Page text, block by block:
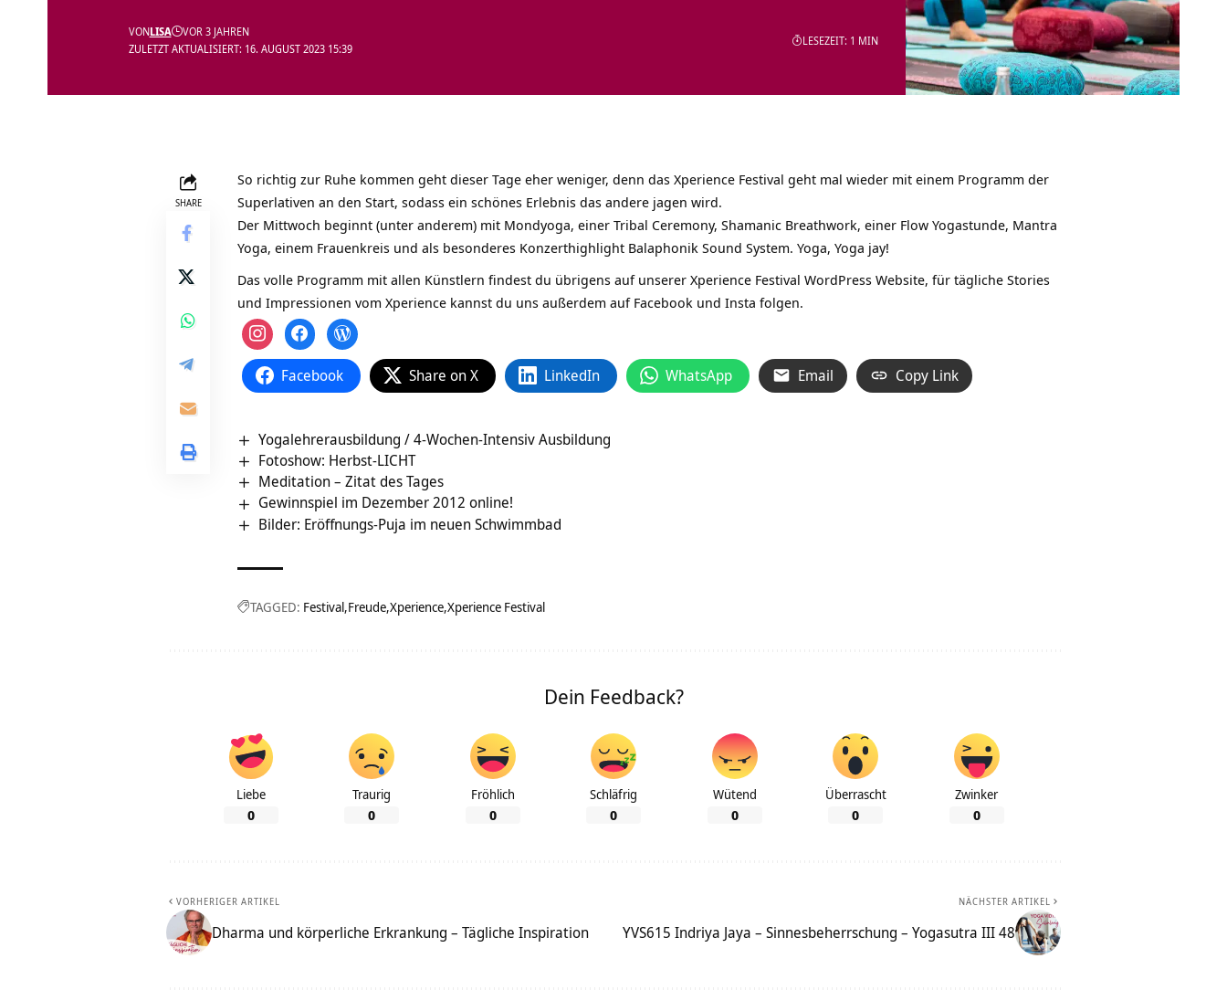
ZULETZT AKTUALISIERT: 16. AUGUST 2023 15:39
VONLISA VOR 3 JAHREN
LESEZEIT: 1 MIN
SHARE
So richtig zur Ruhe kommen geht dieser Tage eher weniger, denn das Xperience Festival geht mal wieder mit einem Programm der
Superlativen an den Start, sodass ein schönes Erlebnis das andere jagen wird.
Der Mittwoch beginnt (unter anderem) mit Mondyoga, einer Tribal Ceremony, Shamanic Breathwork, einer Flow Yogastunde, Mantra
Yoga, einem Frauenkreis und als besonderes Konzerthighlight Balaphonik Sound System. Yoga, Yoga jay!
Das volle Programm mit allen Künstlern findest du übrigens auf unserer Xperience Festival WordPress Website, für tägliche Stories
und Impressionen vom Xperience kannst du uns außerdem auf Facebook und Insta folgen.
Facebook Share on X LinkedIn WhatsApp Email Copy Link
Yogalehrerausbildung / 4-Wochen-Intensiv Ausbildung
Fotoshow: Herbst-LICHT
Meditation – Zitat des Tages
Gewinnspiel im Dezember 2012 online!
Bilder: Eröffnungs-Puja im neuen Schwimmbad
TAGGED: Festival Freude Xperience Xperience Festival
Dein Feedback?
Liebe
0
Traurig
0
Fröhlich
0
Schläfrig
0
Wütend
0
Überrascht
0
Zwinker
0
VORHERIGER ARTIKEL
Dharma und körperliche Erkrankung – Tägliche Inspiration
NÄCHSTER ARTIKEL
YVS615 Indriya Jaya – Sinnesbeherrschung – Yogasutra III 48